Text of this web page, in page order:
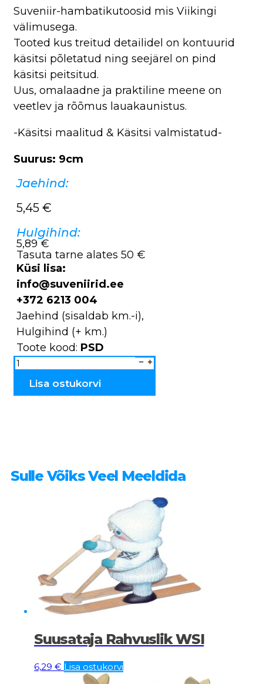
Suveniir-hambatikutoosid mis Viikingi
välimusega.
Tooted kus treitud detailidel on kontuurid
käsitsi põletatud ning seejärel on pind
käsitsi peitsitud.
Uus, omalaadne ja praktiline meene on
veetlev ja rõõmus lauakaunistus.
-Käsitsi maalitud & Käsitsi valmistatud-
Suurus: 9cm
Jaehind:
5,45 €
Hulgihind:
5,89 €
Tasuta tarne alates 50 €
Küsi lisa:
info@suveniirid.ee
+372 6213 004
Jaehind (sisaldab km.-i),
Hulgihind (+ km.)
Toote kood: PSD
Hambatikutoosid
Viiking
PSD
Lisa ostukorvi
Sulle Võiks Veel Meeldida
Suusataja Rahvuslik WSI
6,29 € Lisa ostukorvi